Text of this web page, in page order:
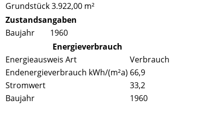
Grundstück3.922,00 m²
Zustandsangaben
Baujahr
1960
Energieverbrauch
Energieausweis Art
Verbrauch
Endenergieverbrauch kWh/(m²a) 66,9
Stromwert
33,2
Baujahr
1960